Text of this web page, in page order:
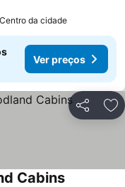
da cidade
Ver preços
Partilhar
Cabins